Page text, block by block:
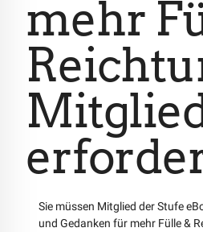
mehr
Sie müssen Mitglied der Stufe
und Gedanken für mehr Fülle &